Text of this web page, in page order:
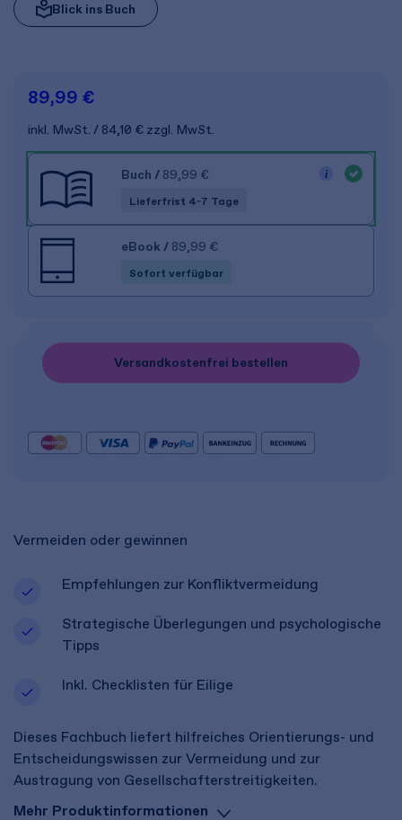
Blick ins Buch
Vermeiden oder gewinnen
Empfehlungen zur Konfliktvermeidung
Strategische Überlegungen und psychologische
Tipps
Inkl. Checklisten für Eilige
Dieses Fachbuch liefert hilfreiches Orientierungs- und
Entscheidungswissen zur Vermeidung und zur
Austragung von Gesellschafterstreitigkeiten.
Mehr Produktinformationen
89,99 €
inkl. MwSt. 84,10 € zzgl. MwSt.
Buch / 89,99 €
Lieferfrist 4-7 Tage
eBook / 89,99 €
Sofort verfügbar
Versandkostenfrei bestellen